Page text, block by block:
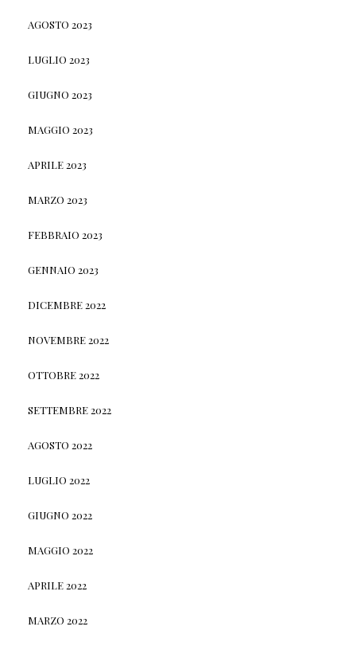
AGOSTO 2023
LUGLIO 2023
GIUGNO 2023
MAGGIO 2023
APRILE 2023
MARZO 2023
FEBBRAIO 2023
GENNAIO 2023
DICEMBRE 2022
NOVEMBRE 2022
OTTOBRE 2022
SETTEMBRE 2022
AGOSTO 2022
LUGLIO 2022
GIUGNO 2022
MAGGIO 2022
APRILE 2022
MARZO 2022